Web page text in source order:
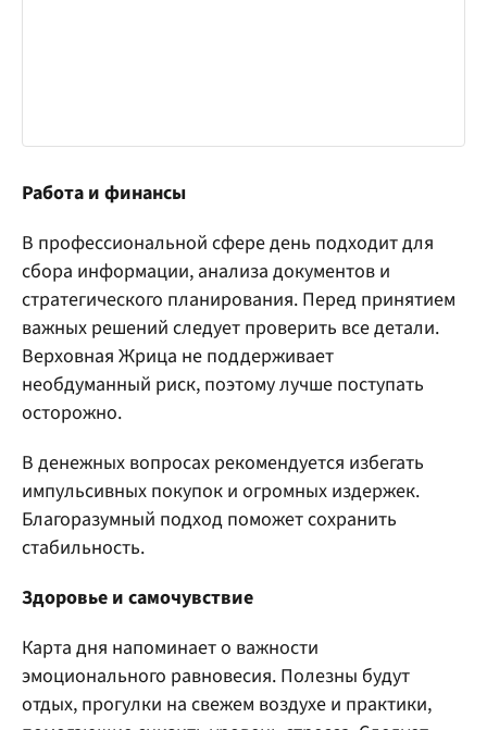
Работа и финансы
В профессиональной сфере день подходит для
сбора информации, анализа документов и
стратегического планирования. Перед принятием
важных решений следует проверить все детали.
Верховная Жрица не поддерживает
необдуманный риск, поэтому лучше поступать
осторожно.
В денежных вопросах рекомендуется избегать
импульсивных покупок и огромных издержек.
Благоразумный подход поможет сохранить
стабильность.
Здоровье и самочувствие
Карта дня напоминает о важности
эмоционального равновесия. Полезны будут
отдых, прогулки на свежем воздухе и практики,